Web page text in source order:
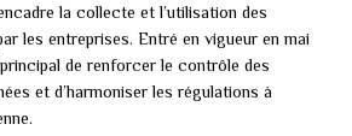
la collecte et l’utilisation des
les entreprises. Entré en vigueur en mai
de renforcer le contrôle des
et d’harmoniser les régulations à